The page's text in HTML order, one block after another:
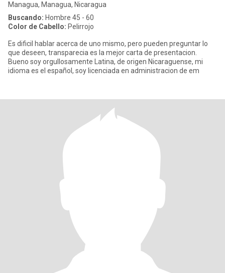
Managua, Managua, Nicaragua
Buscando: Hombre 45 - 60
Color de Cabello: Pelirrojo
Es dificil hablar acerca de uno mismo, pero pueden preguntar lo
que deseen, transparecia es la mejor carta de presentacion.
Bueno soy orgullosamente Latina, de origen Nicaraguense, mi
idioma es el español, soy licenciada en administracion de em